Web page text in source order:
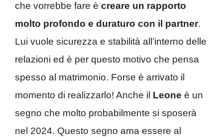
che vorrebbe fare è creare un rapporto
molto profondo e duraturo con il partner.
Lui vuole sicurezza e stabilità all’interno delle
relazioni ed è per questo motivo che pensa
spesso al matrimonio. Forse è arrivato il
momento di realizzarlo! Anche il Leone è un
segno che molto probabilmente si sposerà
nel 2024. Questo segno ama essere al